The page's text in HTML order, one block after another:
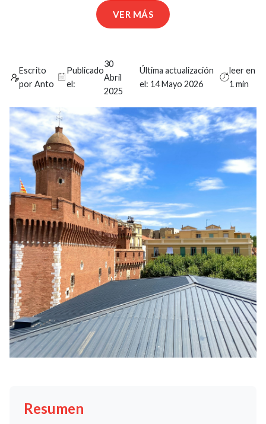
VER MÁS
Escrito
por Anto
Publicado
el:
30
Abril
2025
Última actualización
el: 14 Mayo 2026
leer en
1 min
Resumen